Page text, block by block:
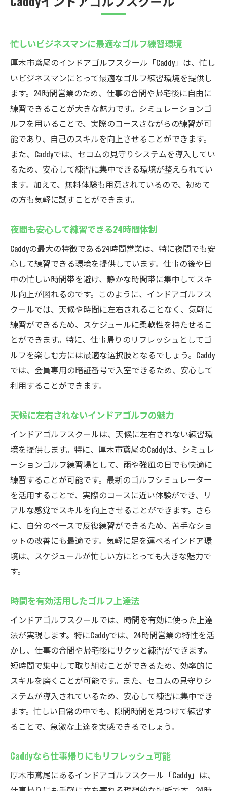
忙しいビジネスマンに最適なゴルフ練習環境
厚木市鳶尾のインドアゴルフスクール「Caddy」は、忙し
いビジネスマンにとって最適なゴルフ練習環境を提供し
ます。24時間営業のため、仕事の合間や帰宅後に自由に
練習できることが大きな魅力です。シミュレーションゴ
ルフを用いることで、実際のコースさながらの練習が可
能であり、自己のスキルを向上させることができます。
また、Caddyでは、セコムの見守りシステムを導入してい
るため、安心して練習に集中できる環境が整えられてい
ます。加えて、無料体験も用意されているので、初めて
の方も気軽に試すことができます。
夜間も安心して練習できる24時間体制
Caddyの最大の特徴である24時間営業は、特に夜間でも安
心して練習できる環境を提供しています。仕事の後や日
中の忙しい時間帯を避け、静かな時間帯に集中してスキ
ル向上が図れるのです。このように、インドアゴルフス
クールでは、天候や時間に左右されることなく、気軽に
練習ができるため、スケジュールに柔軟性を持たせるこ
とができます。特に、仕事帰りのリフレッシュとしてゴ
ルフを楽しむ方には最適な選択肢となるでしょう。Caddy
では、会員専用の暗証番号で入室できるため、安心して
利用することができます。
天候に左右されないインドアゴルフの魅力
インドアゴルフスクールは、天候に左右されない練習環
境を提供します。特に、厚木市鳶尾のCaddyは、シミュレ
ーションゴルフ練習場として、雨や強風の日でも快適に
練習することが可能です。最新のゴルフシミュレーター
を活用することで、実際のコースに近い体験ができ、リ
アルな感覚でスキルを向上させることができます。さら
に、自分のペースで反復練習ができるため、苦手なショ
ットの改善にも最適です。気軽に足を運べるインドア環
境は、スケジュールが忙しい方にとっても大きな魅力で
す。
時間を有効活用したゴルフ上達法
インドアゴルフスクールでは、時間を有効に使った上達
法が実現します。特にCaddyでは、24時間営業の特性を活
かし、仕事の合間や帰宅後にサクッと練習ができます。
短時間で集中して取り組むことができるため、効率的に
スキルを磨くことが可能です。また、セコムの見守りシ
ステムが導入されているため、安心して練習に集中でき
ます。忙しい日常の中でも、隙間時間を見つけて練習す
ることで、急激な上達を実感できるでしょう。
Caddyなら仕事帰りにもリフレッシュ可能
厚木市鳶尾にあるインドアゴルフスクール「Caddy」は、